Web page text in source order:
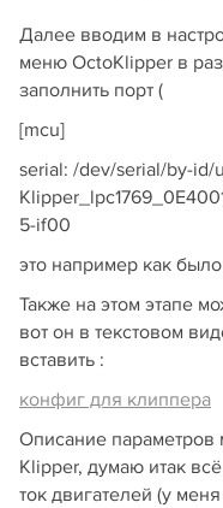
Далее вводим в
меню OctoKlipper в
заполнить порт (
[mcu]
serial: /dev/serial/by-id/
5-if00
это например как
Также на этом этапе
вот он в текстовом
вставить :
конфиг для клиппера
Описание параметров
Klipper, думаю итак
ток двигателей (у